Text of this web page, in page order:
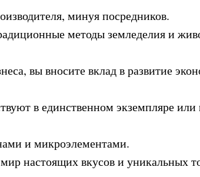
минуя посредников.
методы земледелия и
вы вносите вклад в развитие
в единственном экземпляре
и микроэлементами.
настоящих вкусов и уникальных